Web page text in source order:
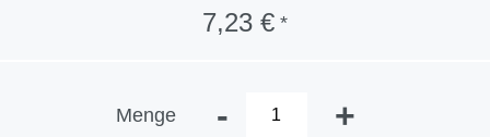
7,23 € *
Menge - +